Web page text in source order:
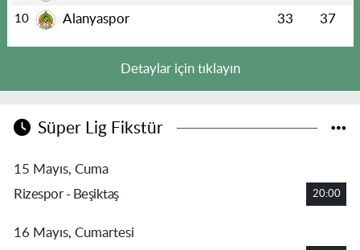
10 Alanyaspor 33 37
Detaylar için tıklayın
Süper Lig Fikstür
15 Mayıs, Cuma
Rizespor - Beşiktaş
20:00
16 Mayıs, Cumartesi